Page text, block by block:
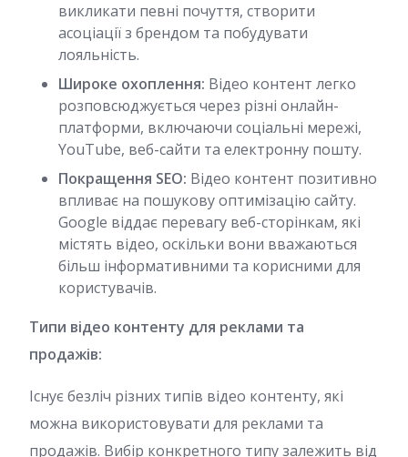
викликати певні почуття, створити
асоціації з брендом та побудувати
лояльність.
Широке охоплення: Відео контент легко
розповсюджується через різні онлайн-
платформи, включаючи соціальні мережі,
YouTube, веб-сайти та електронну пошту.
Покращення SEO: Відео контент позитивно
впливає на пошукову оптимізацію сайту.
Google віддає перевагу веб-сторінкам, які
містять відео, оскільки вони вважаються
більш інформативними та корисними для
користувачів.
Типи відео контенту для реклами та
продажів:
Існує безліч різних типів відео контенту, які
можна використовувати для реклами та
продажів. Вибір конкретного типу залежить від